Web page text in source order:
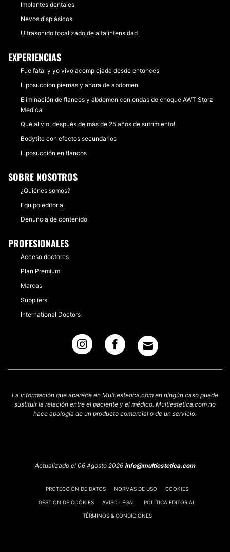
Implantes dentales
Nevos displásicos
Ultrasonido focalizado de alta intensidad
EXPERIENCIAS
Fue fatal y yo vivo acomplejada desde entonces
Liposuccion piernas y ahora de abdomen
Eliminación de flancos y abdomen con ondas de choque AWT Storz
Medical
Qué alivio, después de más de 25 años de sufrimiento!
Bodytite con efectos secundarios
Liposucción en flancos
SOBRE NOSOTROS
¿Quiénes somos?
Equipo editorial
Denuncia de contenido
PROFESIONALES
Acceso doctores
Plan Premium
Marcas
Suppliers
International Doctors
La información que aparece en Multiestetica.com en ningún caso puede
sustituir la relación entre el paciente y el médico. Multiestetica.com no
hace apología de un producto comercial o de un servicio.
Actualizado el 06 Agosto 2026 info@multiestetica.com
PROTECCIÓN DE DATOS NORMAS DE USO COOKIES
GESTIÓN DE COOKIES AVISO LEGAL POLÍTICA EDITORIAL
TÉRMINOS & CONDICIONES